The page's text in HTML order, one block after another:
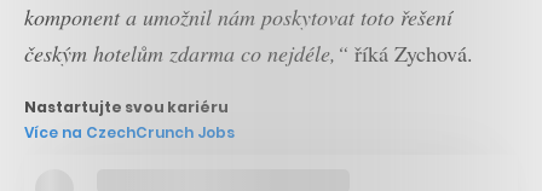
komponent a umožnil nám poskytovat toto řešení
českým hotelům zdarma co nejdéle,“ říká Zychová.
Nastartujte svou kariéru
Více na CzechCrunch Jobs